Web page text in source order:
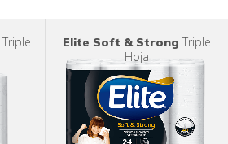
Triple
Elite Soft & Strong Triple
Hoja